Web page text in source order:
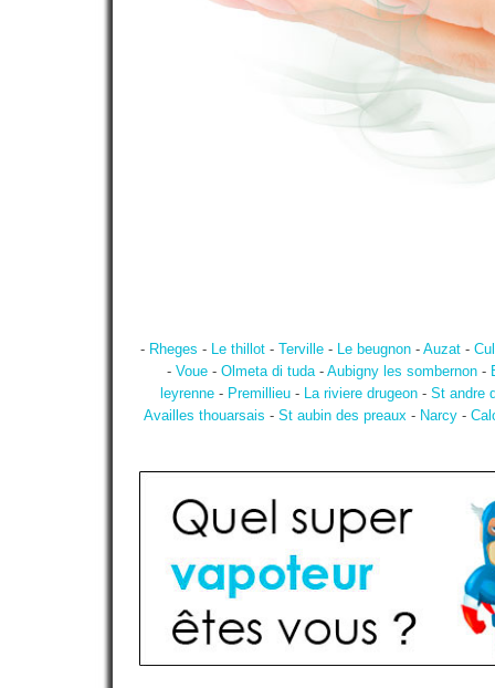
- Rheges - Le thillot- Terville- Le beugnon- Auzat-
- Voue - Olmeta di tuda- Aubigny les sombernon -
leyrenne - Premillieu - La riviere drugeon - St andre
Availles thouarsais - St aubin des preaux- Narcy-